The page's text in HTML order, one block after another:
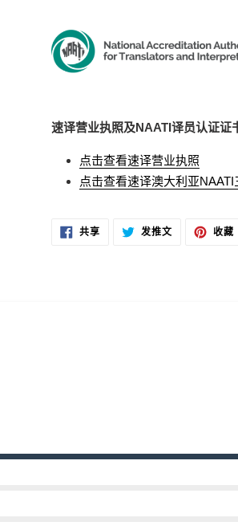
速译营业执照及NAATI译员认证证
点击查看速译营业执照
点击查看速译澳大利亚
共享在
FACEBOOK
发推文在
TWITTER
收藏固
定